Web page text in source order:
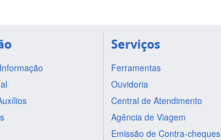
Serviços
Ferramentas
Ouvidoria
Central de Atendimento
Agência de Viagem
Emissão de Contra-cheques